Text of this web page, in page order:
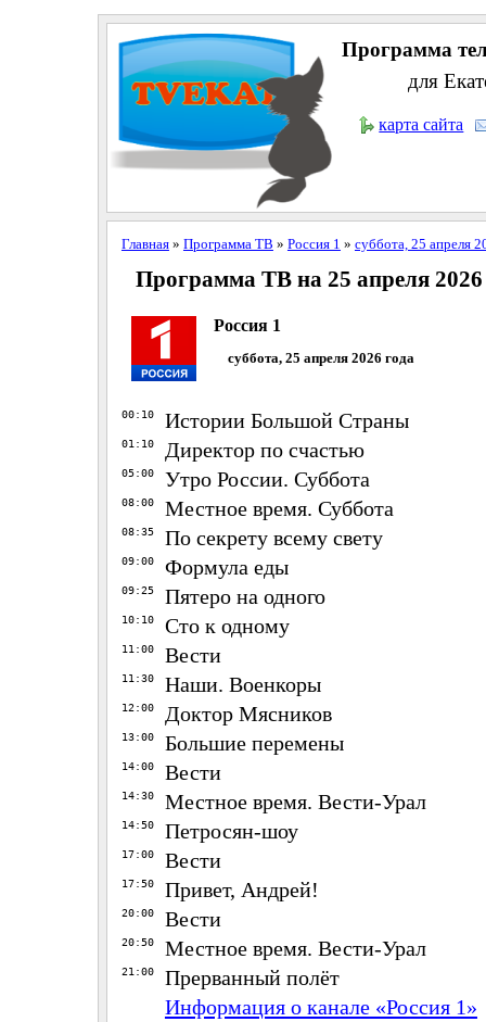
Программа
для
карта сайта
Главная» Программа ТВ » Россия 1 » суббота, 25 апреля
Программа ТВ на 25 апреля 2026
Россия 1
суббота, 25 апреля 2026 года
00:10 Истории Большой Страны
01:10 Директор по счастью
05:00 Утро России. Суббота
08:00 Местное время. Суббота
08:35 По секрету всему свету
09:00 Формула еды
09:25 Пятеро на одного
10:10 Сто к одному
11:00 Вести
11:30 Наши. Военкоры
12:00 Доктор Мясников
13:00 Большие перемены
14:00 Вести
14:30 Местное время. Вести-Урал
14:50 Петросян-шоу
17:00 Вести
17:50 Привет, Андрей!
20:00 Вести
20:50 Местное время. Вести-Урал
21:00
Прерванный полёт
Информация о канале «Россия 1»